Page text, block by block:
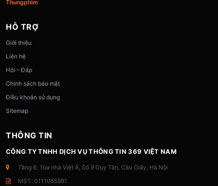
Thungphim
HỖ TRỢ
Giới thiệu
Liên hệ
Hỏi – Đáp
Chính sách bảo mật
Điều khoản sử dụng
Sitemap
THÔNG TIN
CÔNG TY TNHH DỊCH VỤ THÔNG TIN 369 VIỆT NAM
Tầng 6, Tòa nhà Việt Á, Số 9 Duy Tân, Cầu Giấy, Hà Nội
MST: 0111055981